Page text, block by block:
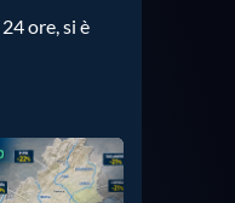
ore, si è